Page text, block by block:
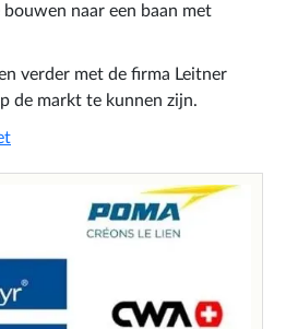
naar een baan met
verder met de firma Leitner
de markt te kunnen zijn.